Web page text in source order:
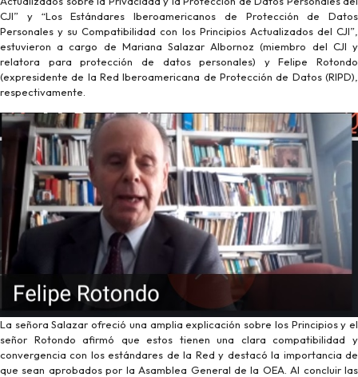
CJI” y “Los Estándares Iberoamericanos de Protección de Datos
Personales y su Compatibilidad con los Principios Actualizados del CJI”,
estuvieron a cargo de Mariana Salazar Albornoz (miembro del CJI y
relatora para protección de datos personales) y Felipe Rotondo
(expresidente de la Red Iberoamericana de Protección de Datos (RIPD),
respectivamente.
La señora Salazar ofreció una amplia explicación sobre los Principios y el
señor Rotondo afirmó que estos tienen una clara compatibilidad y
convergencia con los estándares de la Red y destacó la importancia de
que sean aprobados por la Asamblea General de la OEA. Al concluir las